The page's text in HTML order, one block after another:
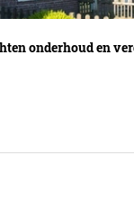
onderhoud en